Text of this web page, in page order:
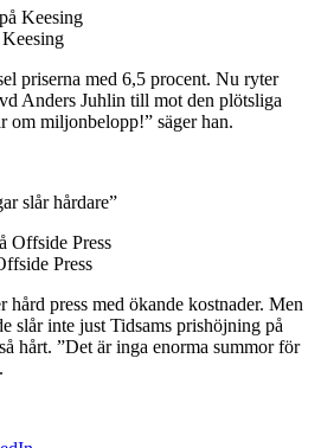
priserna med 6,5 procent. Nu ryter
Anders Juhlin till mot den plötsliga
om miljonbelopp!” säger han.
slår hårdare”
Press
hård press med ökande kostnader. Men
slår inte just Tidsams prishöjning på
hårt. ”Det är inga enorma summor för